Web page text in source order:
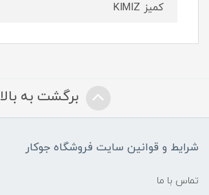
کمیز KIMIZ
برگشت به بالا
شرایط و قوانین سایت فروشگاه جوکار
تماس با ما